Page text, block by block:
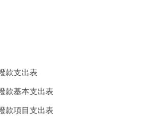
款支出表
款基本支出表
款項目支出表